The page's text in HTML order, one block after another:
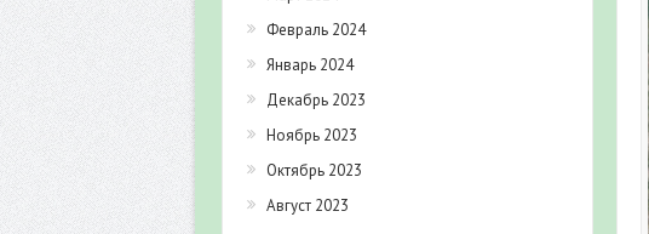
Февраль 2024
Январь 2024
Декабрь 2023
Ноябрь 2023
Октябрь 2023
Август 2023